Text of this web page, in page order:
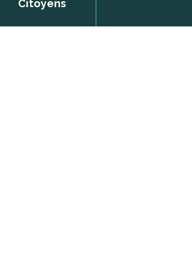
Citoyens